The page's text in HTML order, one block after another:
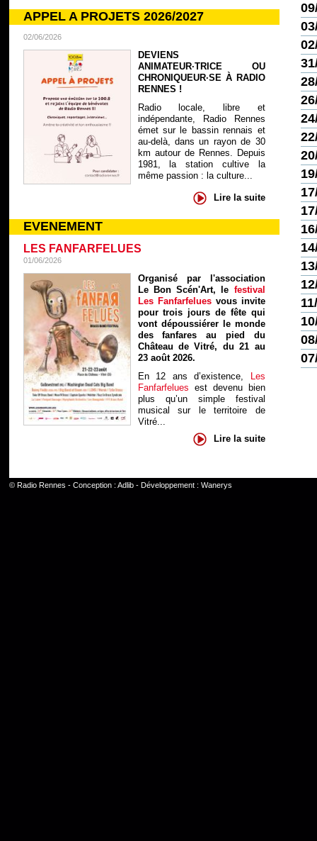
APPEL A PROJETS 2026/2027
02/06/2026
DEVIENS
ANIMATEUR·TRICE OU
CHRONIQUEUR·SE À RADIO
RENNES !
Radio locale, libre et
indépendante, Radio Rennes
émet sur le bassin rennais et
au-delà, dans un rayon de 30
km autour de Rennes. Depuis
1981, la station cultive la
même passion : la culture...
Lire la suite
EVENEMENT
LES FANFARFELUES
01/06/2026
Organisé par l'association
Le Bon Scén'Art, le festival
Les Fanfarfelues vous invite
pour trois jours de fête qui
vont dépoussiérer le monde
des fanfares au pied du
Château de Vitré, du 21 au
23 août 2026.
En 12 ans d’existence, Les
Fanfarfelues est devenu bien
plus qu’un simple festival
musical sur le territoire de
Vitré...
Lire la suite
© Radio Rennes - Conception : Adlib- Développement : Wanerys